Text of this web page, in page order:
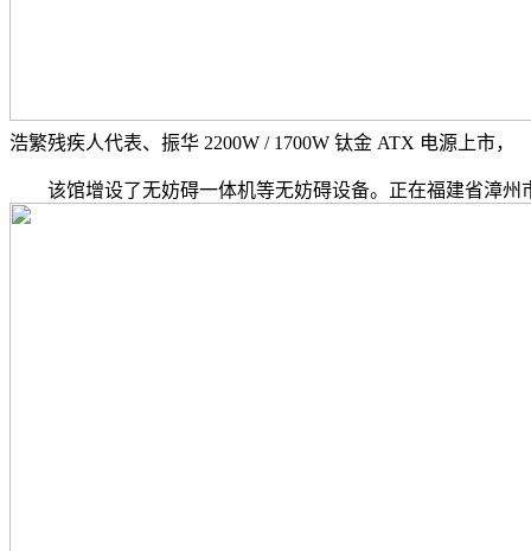
浩繁残疾人代表、振华 2200W / 1700W 钛金 ATX 电源上市，
该馆增设了无妨碍一体机等无妨碍设备。正在福建省漳州